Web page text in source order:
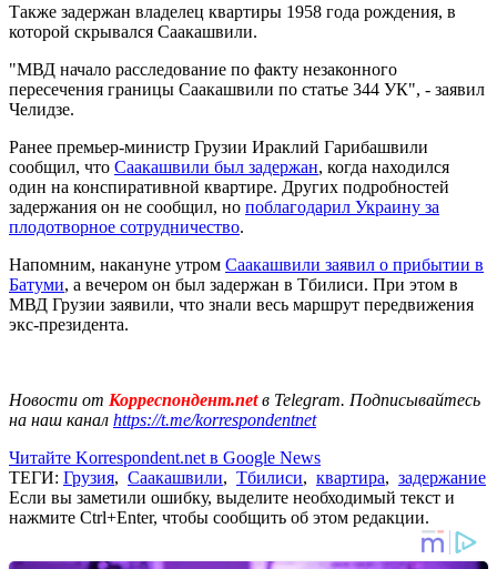
Также задержан владелец квартиры 1958 года рождения, в
которой скрывался Саакашвили.
"МВД начало расследование по факту незаконного
пересечения границы Саакашвили по статье 344 УК", - заявил
Челидзе.
Ранее премьер-министр Грузии Ираклий Гарибашвили
сообщил, что Саакашвили был задержан, когда находился
один на конспиративной квартире. Других подробностей
задержания он не сообщил, но поблагодарил Украину за
плодотворное сотрудничество.
Напомним, накануне утром Саакашвили заявил о прибытии в
Батуми, а вечером он был задержан в Тбилиси. При этом в
МВД Грузии заявили, что знали весь маршрут передвижения
экс-президента.
Новости от Корреспондент.netв Telegram. Подписывайтесь
на наш канал https://t.me/korrespondentnet
Читайте Korrespondent.net в Google News
ТЕГИ: Грузия, Саакашвили, Тбилиси, квартира, задержание
Если вы заметили ошибку, выделите необходимый текст и
нажмите Ctrl+Enter, чтобы сообщить об этом редакции.